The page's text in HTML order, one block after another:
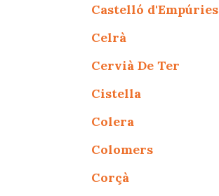
Castelló d'Empúries
Celrà
Cervià De Ter
Cistella
Colera
Colomers
Corçà